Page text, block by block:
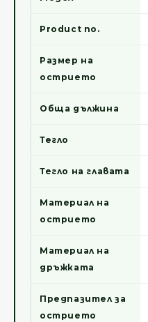
Product no.
Размер на
острието
Обща дължина
Тегло
Тегло на главата
Материал на
острието
Материал на
дръжката
Предпазител за
острието